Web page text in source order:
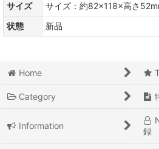
サイズ
サイズ：約82×118×高さ
状態
新品
Home
Category
Information
録